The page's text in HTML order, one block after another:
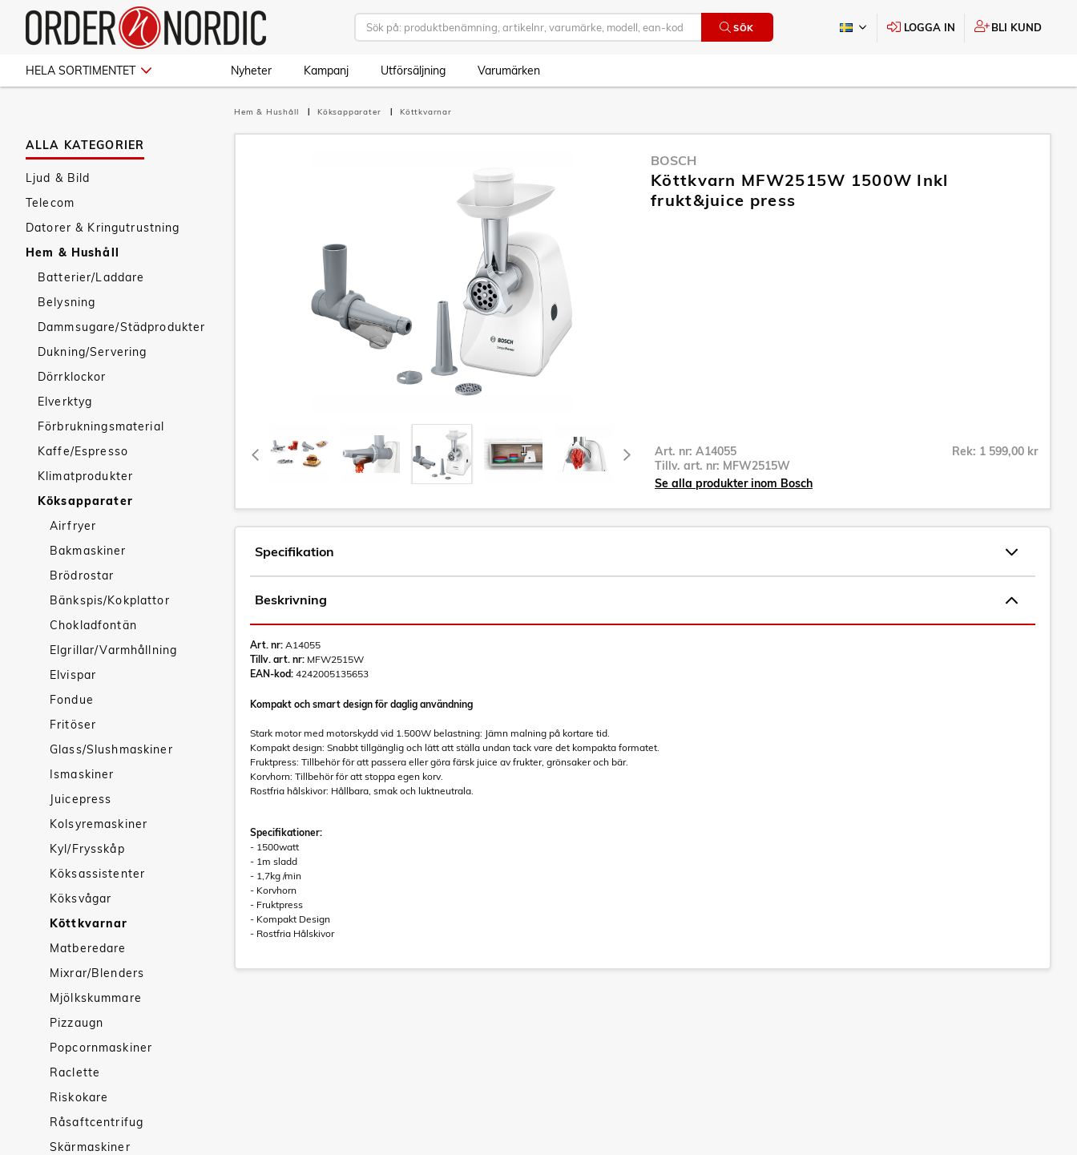
SÖK LOGGA IN BLI KUND
HELA SORTIMENTET Nyheter Kampanj Utförsäljning Varumärken
ALLA KATEGORIER
Ljud & Bild
Telecom
Datorer & Kringutrustning
Hem & Hushåll
Batterier/Laddare
Belysning
Dammsugare/Städprodukter
Dukning/Servering
Dörrklockor
Elverktyg
Förbrukningsmaterial
Kaffe/Espresso
Klimatprodukter
Köksapparater
Airfryer
Bakmaskiner
Brödrostar
Bänkspis/Kokplattor
Chokladfontän
Elgrillar/Varmhållning
Elvispar
Fondue
Fritöser
Glass/Slushmaskiner
Ismaskiner
Juicepress
Kolsyremaskiner
Kyl/Frysskåp
Köksassistenter
Köksvågar
Köttkvarnar
Matberedare
Mixrar/Blenders
Mjölkskummare
Pizzaugn
Popcornmaskiner
Raclette
Riskokare
Råsaftcentrifug
Skärmaskiner
Hem & Hushåll Köksapparater Köttkvarnar
BOSCH
Köttkvarn MFW2515W 1500W Inkl
frukt&juice press
Art. nr: A14055
Tillv. art. nr: MFW2515W
Rek: 1 599,00 kr
Se alla produkter inom Bosch
Specifikation
Beskrivning
Art. nr: A14055
Tillv. art. nr: MFW2515W
EAN-kod: 4242005135653
Kompakt och smart design för daglig användning
Stark motor med motorskydd vid 1.500W belastning: Jämn malning på kortare tid.
Kompakt design: Snabbt tillgänglig och lätt att ställa undan tack vare det kompakta formatet.
Fruktpress: Tillbehör för att passera eller göra färsk juice av frukter, grönsaker och bär.
Korvhorn: Tillbehör för att stoppa egen korv.
Rostfria hålskivor: Hållbara, smak och luktneutrala.
Specifikationer:
- 1500watt
- 1m sladd
- 1,7kg /min
- Korvhorn
- Fruktpress
- Kompakt Design
- Rostfria Hålskivor